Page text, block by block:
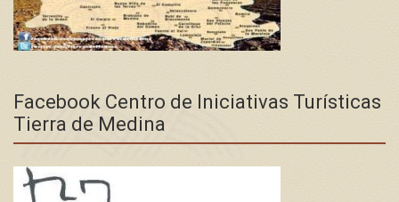
Facebook Centro de Iniciativas Turísticas
Tierra de Medina